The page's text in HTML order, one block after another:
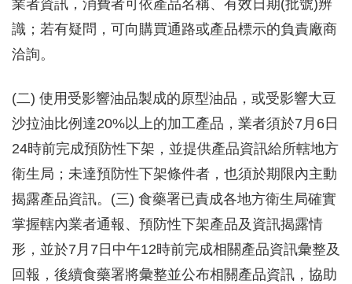
業者資訊，消費者可依產品名稱、有效日期(批號)辨
識；若有疑問，可向購買通路或產品標示的負責廠商
洽詢。
(二) 使用受影響油品製成的原型油品，或受影響大豆
沙拉油比例達20%以上的加工產品，業者須於7月6日
24時前完成預防性下架，並提供產品資訊給所轄地方
衛生局；未達預防性下架條件者，也須於期限內主動
揭露產品資訊。(三) 食藥署已責成各地方衛生局確實
掌握轄內業者通報、預防性下架產品及資訊揭露情
形，並於7月7日中午12時前完成相關產品資訊彙整及
回報，後續食藥署將彙整並公布相關產品資訊，協助